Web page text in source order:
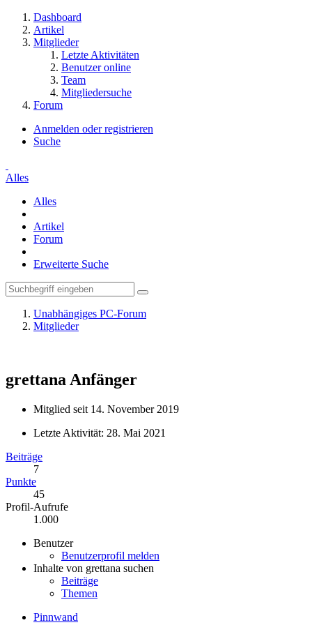
Dashboard
Artikel
Mitglieder
Letzte Aktivitäten
Benutzer online
Team
Mitgliedersuche
Forum
Anmelden oder registrieren
Suche
Alles
Alles
Artikel
Forum
Erweiterte Suche
Unabhängiges PC-Forum
Mitglieder
grettana Anfänger
Mitglied seit 14. November 2019
Letzte Aktivität: 28. Mai 2021
Beiträge
7
Punkte
45
Profil-Aufrufe
1.000
Benutzer
Benutzerprofil melden
Inhalte von grettana suchen
Beiträge
Themen
Pinnwand